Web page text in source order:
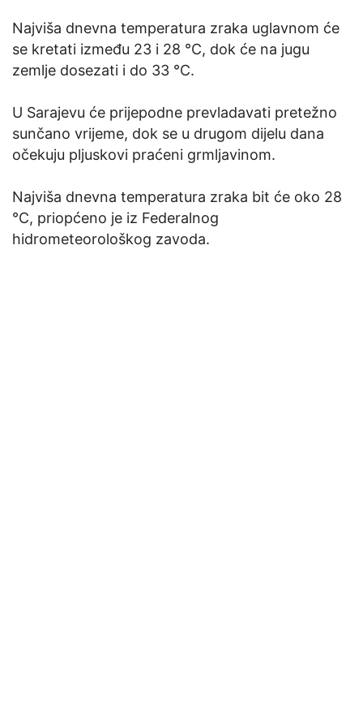
Najviša dnevna temperatura zraka uglavnom će
se kretati između 23 i 28 °C, dok će na jugu
zemlje dosezati i do 33 °C.
U Sarajevu će prijepodne prevladavati pretežno
sunčano vrijeme, dok se u drugom dijelu dana
očekuju pljuskovi praćeni grmljavinom.
Najviša dnevna temperatura zraka bit će oko 28
°C, priopćeno je iz Federalnog
hidrometeorološkog zavoda.